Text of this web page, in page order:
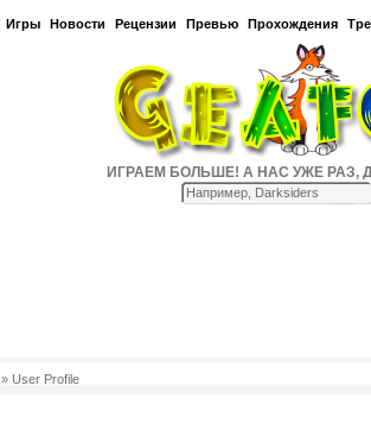
Игры Новости Рецензии Превью Прохождения
ИГРАЕМ БОЛЬШЕ! А НАС УЖЕ РАЗ,
» User Profile